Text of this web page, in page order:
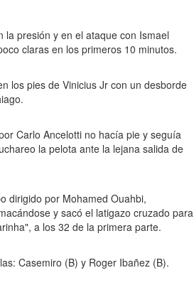
presión y en el ataque con Ismael
claras en los primeros 10 minutos.
los pies de Vinicius Jr con un desborde
Carlo Ancelotti no hacía pie y seguía
la pelota ante la lejana salida de
dirigido por Mohamed Ouahbi,
y sacó el latigazo cruzado para
a los 32 de la primera parte.
Casemiro (B) y Roger Ibañez (B).